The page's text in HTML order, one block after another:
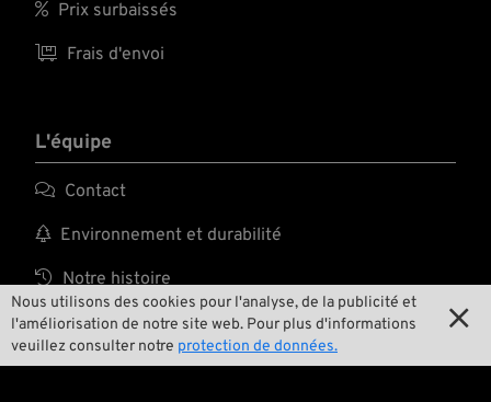
Nous utilisons des cookies pour l'analyse, de la publicité et
l'améliorisation de notre site web. Pour plus d'informations
veuillez consulter notre protection de données.

 Prix surbaissés
 Frais d'envoi
L'équipe
 Contact
 Environnement et durabilité
 Notre histoire
 Wrecking Crew